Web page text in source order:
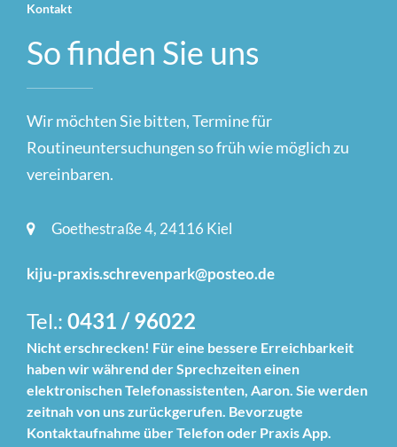
Kontakt
So finden Sie uns
Wir möchten Sie bitten, Termine für
Routineuntersuchungen so früh wie möglich zu
vereinbaren.
Goethestraße 4, 24116 Kiel
kiju-praxis.schrevenpark@posteo.de
Tel.: 0431 / 96022
Nicht erschrecken! Für eine bessere Erreichbarkeit
haben wir während der Sprechzeiten einen
elektronischen Telefonassistenten, Aaron. Sie werden
zeitnah von uns zurückgerufen. Bevorzugte
Kontaktaufnahme über Telefon oder Praxis App.